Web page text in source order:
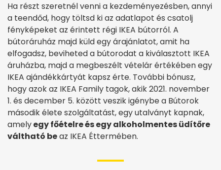
Ha részt szeretnél venni a kezdeményezésben, annyi
a teendőd, hogy töltsd ki az adatlapot és csatolj
fényképeket az érintett régi IKEA bútorról. A
bútoráruház majd küld egy árajánlatot, amit ha
elfogadsz, beviheted a bútorodat a kiválasztott IKEA
áruházba, majd a megbeszélt vételár értékében egy
IKEA ajándékkártyát kapsz érte. További bónusz,
hogy azok az IKEA Family tagok, akik 2021. november
1. és december 5. között veszik igénybe a Bútorok
második élete szolgáltatást, egy utalványt kapnak,
amelyegy főételre és egy alkoholmentes üdítőre
váltható beaz IKEA Éttermében.